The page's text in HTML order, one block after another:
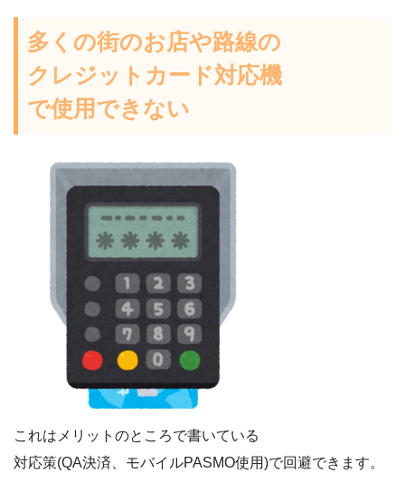
多くの街のお店や路線の
クレジットカード対応機
で使用できない
これはメリットのところで書いている
対応策(QA決済、モバイルPASMO使用)で回避できます。